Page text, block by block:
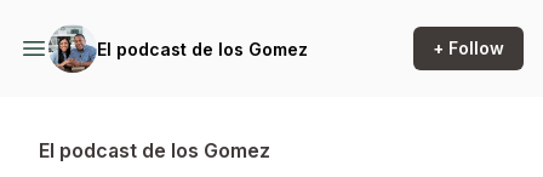
El podcast de los Gomez + Follow
El podcast de los Gomez